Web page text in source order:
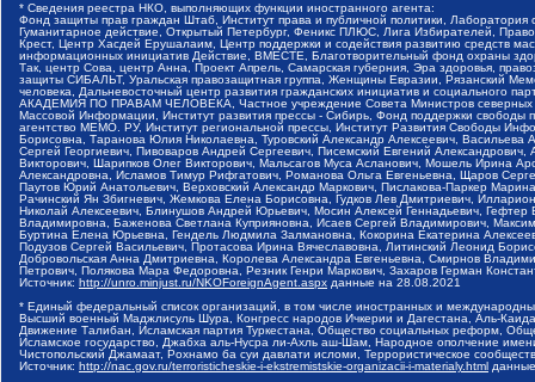
* Сведения реестра НКО, выполняющих функции иностранного агента:
Фонд защиты прав граждан Штаб, Институт права и публичной политики,
Гуманитарное действие, Открытый Петербург, Феникс ПЛЮС, Лига Избирателей,
Крест, Центр Хасдей Ерушалаим, Центр поддержки и содействия развитию средств
информационных инициатив Действие, ВМЕСТЕ, Благотворительный фонд охраны
Так, центр Сова, центр Анна, Проект Апрель, Самарская губерния, Эра здоровья,
защиты СИБАЛЬТ, Уральская правозащитная группа, Женщины Евразии, Рязанский
человека, Дальневосточный центр развития гражданских инициатив и социального
АКАДЕМИЯ ПО ПРАВАМ ЧЕЛОВЕКА, Частное учреждение Совета Министров северных
Массовой Информации, Институт развития прессы - Сибирь, Фонд поддержки
агентство МЕМО. РУ, Институт региональной прессы, Институт Развития Свободы
Борисовна, Таранова Юлия Николаевна, Туровский Александр Алексеевич,
Сергей Георгиевич, Пивоваров Андрей Сергеевич, Писемский Евгений
Викторович, Шарипков Олег Викторович, Мальсагов Муса Асланович, Мошель Ирина
Александровна, Исламов Тимур Рифгатович, Романова Ольга Евгеньевна, Щаров
Паутов Юрий Анатольевич, Верховский Александр Маркович, Пислакова-Паркер
Рачинский Ян Збигневич, Жемкова Елена Борисовна, Гудков Лев Дмитриевич,
Николай Алексеевич, Блинушов Андрей Юрьевич, Мосин Алексей Геннадьевич,
Владимировна, Баженова Светлана Куприяновна, Исаев Сергей Владимирович,
Буртина Елена Юрьевна, Гендель Людмила Залмановна, Кокорина Екатерина
Подузов Сергей Васильевич, Протасова Ирина Вячеславовна, Литинский Леонид
Добровольская Анна Дмитриевна, Королева Александра Евгеньевна, Смирнов
Петрович, Полякова Мара Федоровна, Резник Генри Маркович, Захаров Герман
Источник: http://unro.minjust.ru/NKOForeignAgent.aspx данные на 28.08.2021
* Единый федеральный список организаций, в том числе иностранных и
Высший военный Маджлисуль Шура, Конгресс народов Ичкерии и Дагестана, Аль-
Движение Талибан, Исламская партия Туркестана, Общество социальных реформ,
Исламское государство, Джабха аль-Нусра ли-Ахль аш-Шам, Народное ополчение
Чистопольский Джамаат, Рохнамо ба суи давлати исломи, Террористическое
Источник: http://nac.gov.ru/terroristicheskie-i-ekstremistskie-organizacii-i-materialy.html